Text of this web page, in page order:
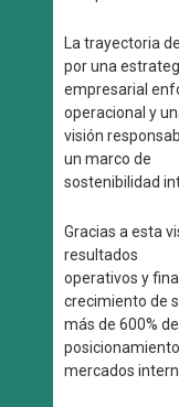
La trayectoria
por una
empresarial
operacional y
visión
un marco de
sostenibilidad
Gracias a esta
resultados
operativos y
crecimiento de
más de 600%
mercados